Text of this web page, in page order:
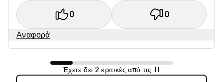
0 0
Αναφορά
Έχετε δει 2 κριτικές από τις 11